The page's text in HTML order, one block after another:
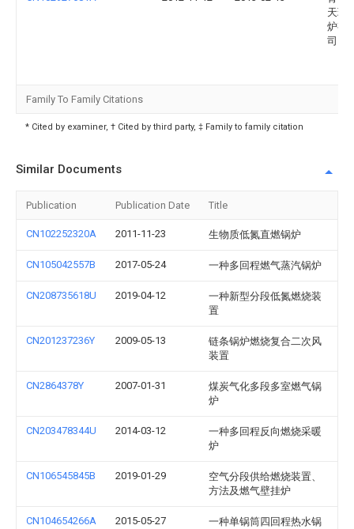
天环
炉有
司
Family To Family Citations
* Cited by examiner, † Cited by third party, ‡ Family to family citation
Similar Documents
Publication Publication Date Title
CN102252320A 2011-11-23 生物质低氮直燃锅炉
CN105042557B 2017-05-24 一种多回程燃气蒸汽锅炉
CN208735618U 2019-04-12
一种新型分段低氮燃烧装
置
CN201237236Y 2009-05-13
链条锅炉燃烧复合二次风
装置
CN2864378Y 2007-01-31
煤炭气化多段多室燃气锅
炉
CN203478344U 2014-03-12
一种多回程反向燃烧采暖
炉
CN106545845B 2019-01-29
空气分段供给燃烧装置、
方法及燃气壁挂炉
CN104654266A 2015-05-27
一种单锅筒四回程热水锅